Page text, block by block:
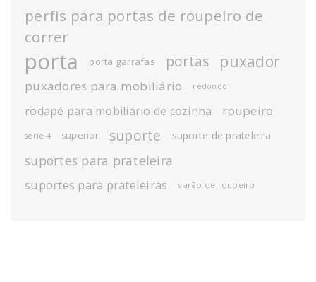
perfis para portas de roupeiro de
correr
porta porta garrafas portas puxador
puxadores para mobiliário redondo
rodapé para mobiliário de cozinha roupeiro
serie 4 superior suporte suporte de prateleira
suportes para prateleira
suportes para prateleiras varão de roupeiro